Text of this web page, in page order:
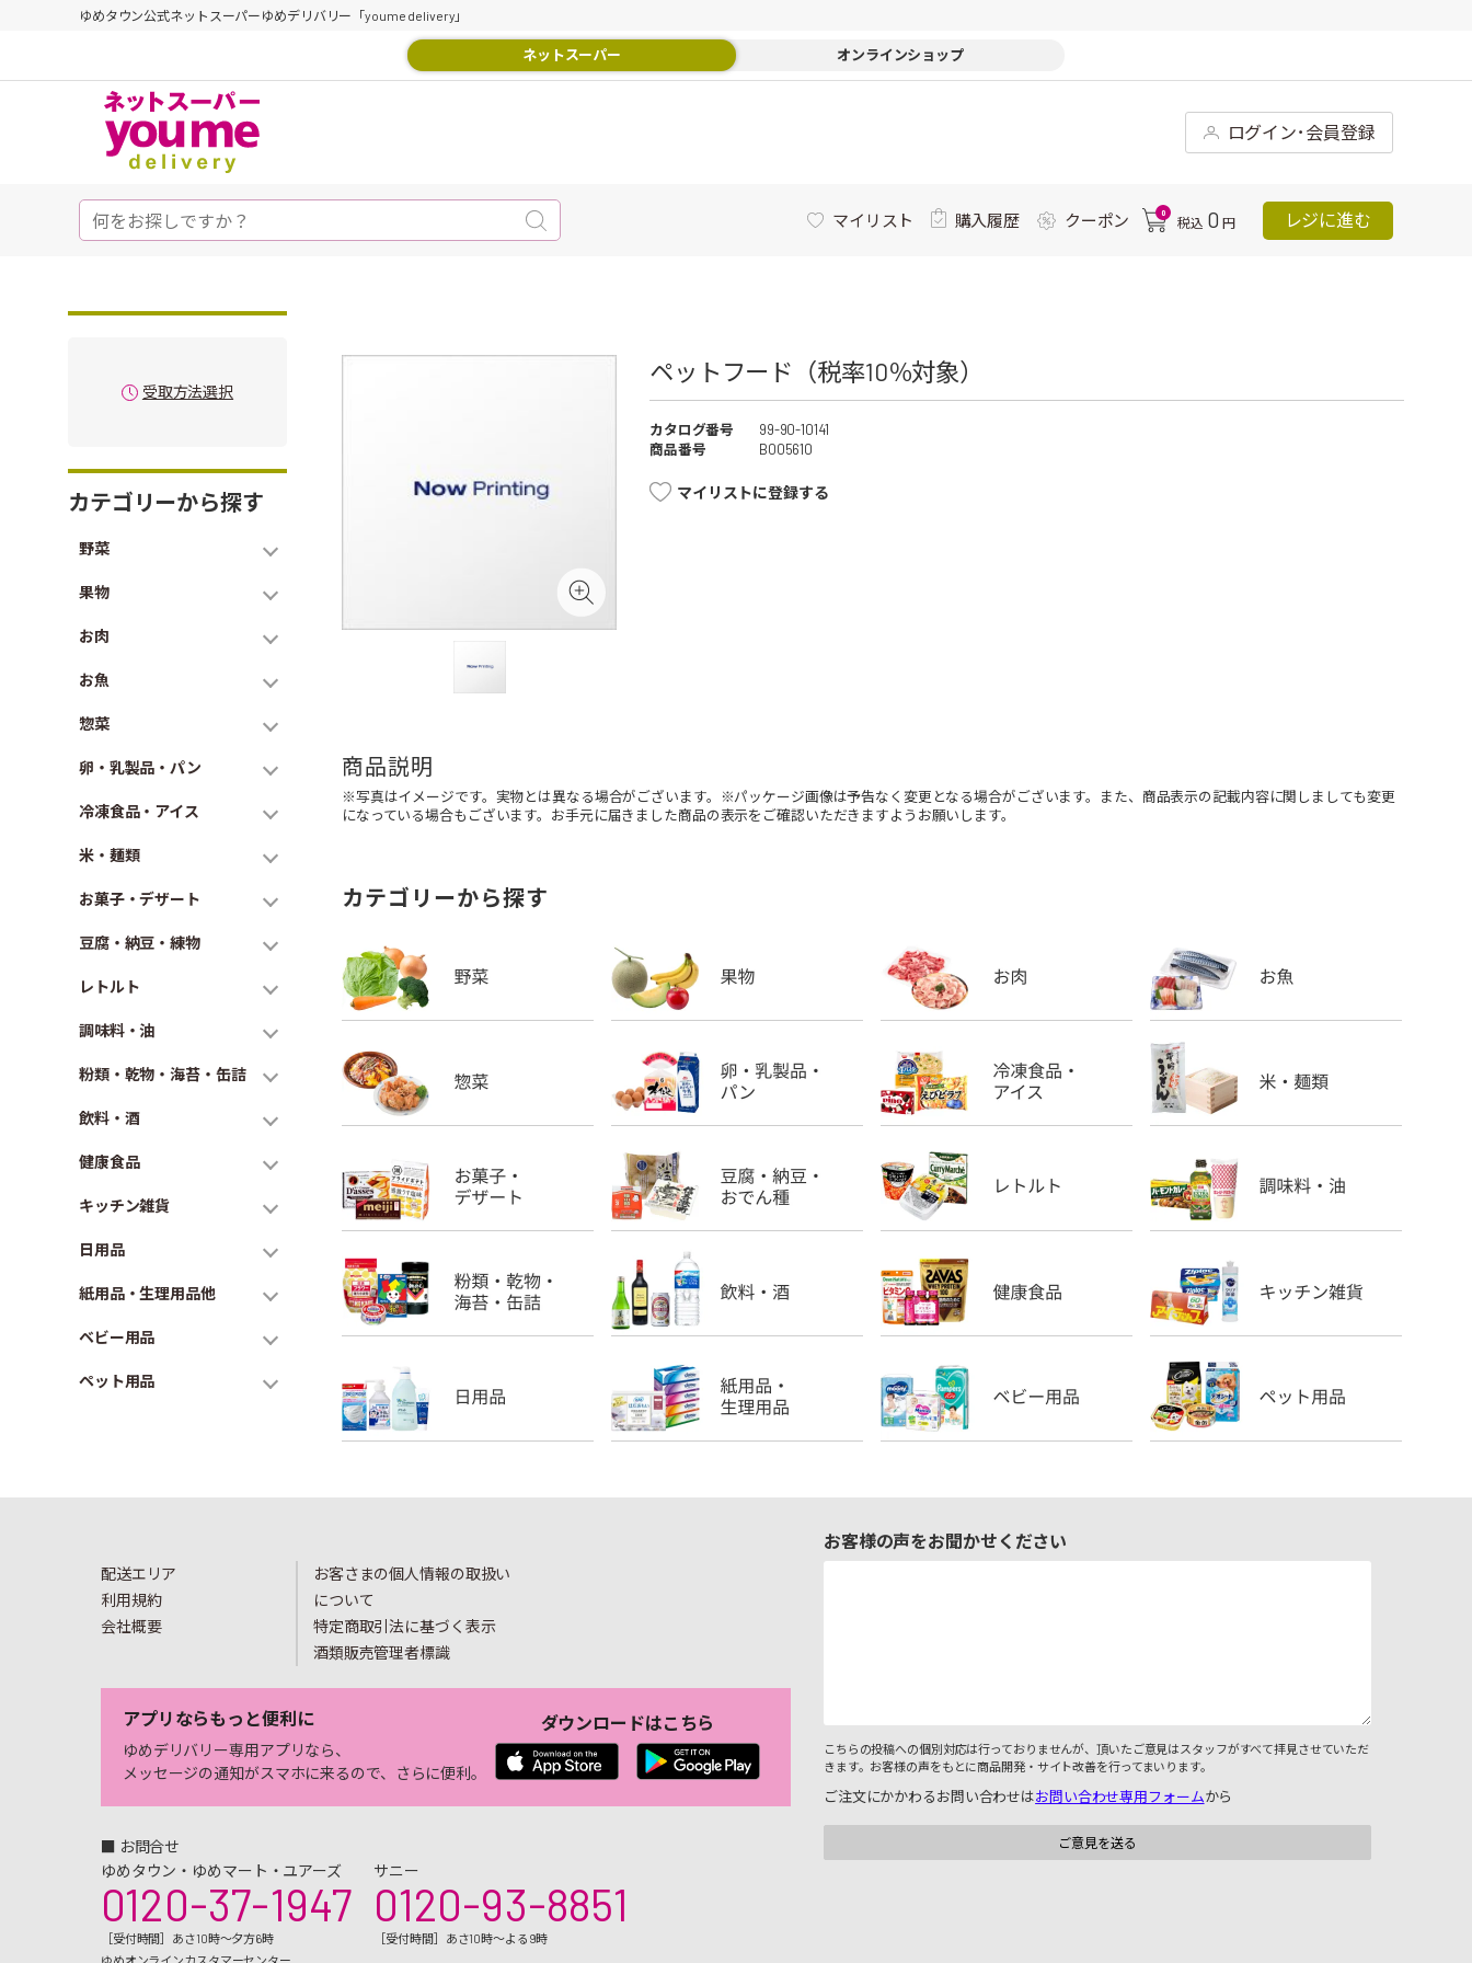
ゆめタウン公式ネットスーパーゆめデリバリー「youme delivery」
ネットスーパー オンラインショップ
ログイン･会員登録
マイリスト 購入履歴 クーポン 0
税込 0 円 レジに進む
受取方法選択
カテゴリーから探す
野菜
果物
お肉
お魚
惣菜
卵・乳製品・パン
冷凍食品・アイス
米・麺類
お菓子・デザート
豆腐・納豆・練物
レトルト
調味料・油
粉類・乾物・海苔・缶詰
飲料・酒
健康食品
キッチン雑貨
日用品
紙用品・生理用品他
ベビー用品
ペット用品
ペットフード（税率10％対象）
カタログ番号
99-90-10141
商品番号
B005610
マイリストに登録する
商品説明
※写真はイメージです。実物とは異なる場合がございます。※パッケージ画像は予告なく変更となる場合がございます。また、商品表示の記載内容に関しましても変更
になっている場合もございます。お手元に届きました商品の表示をご確認いただきますようお願いします。
カテゴリーから探す
配送エリア
利用規約
会社概要
お客さまの個人情報の取扱い
について
特定商取引法に基づく表示
酒類販売管理者標識
アプリならもっと便利に
ゆめデリバリー専用アプリなら、
メッセージの通知がスマホに来るので、さらに便利。
ダウンロードはこちら
■ お問合せ
ゆめタウン・ゆめマート・ユアーズ
0120-37-1947
［受付時間］あさ10時～夕方6時
サニー
0120-93-8851
［受付時間］あさ10時～よる9時
お客様の声をお聞かせください
こちらの投稿への個別対応は行っておりませんが、頂いたご意見はスタッフがすべて拝見させていただ
きます。お客様の声をもとに商品開発・サイト改善を行ってまいります。
ご注文にかかわるお問い合わせはお問い合わせ専用フォームから